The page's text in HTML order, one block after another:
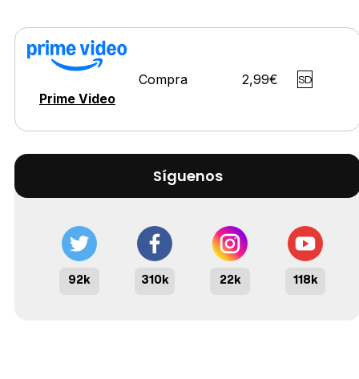
Prime Video
Compra 2,99€ SD
Síguenos
92k 310k 22k 118k